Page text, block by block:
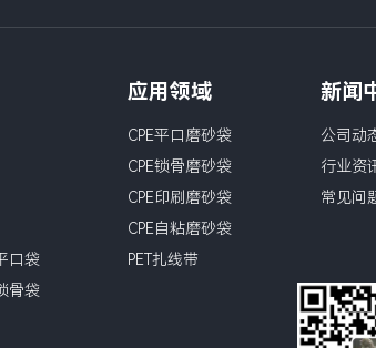
口袋
骨袋
应用领域
CPE平口磨砂袋
CPE锁骨磨砂袋
CPE印刷磨砂袋
CPE自粘磨砂袋
PET扎线带
新闻
公司动
行业资
常见问